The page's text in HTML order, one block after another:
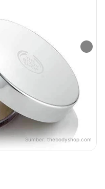
Sumber: thebodyshop.com